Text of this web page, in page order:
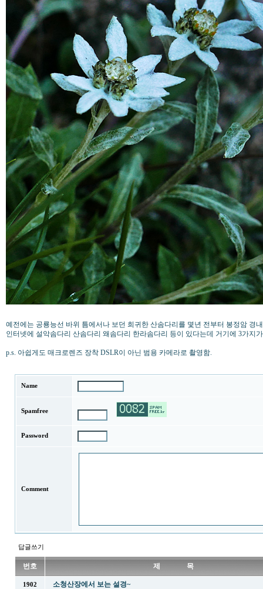
예전에는 공룡능선 바위 틈에서나 보던 희귀한 산솜다리를 몇년 전부터 봉정암 경
인터넷에 설악솜다리 산솜다리 왜솜다리 한라솜다리 등이 있다는데 거기에 3가지
p.s. 아쉽게도 매크로렌즈 장착 DSLR이 아닌 범용 카메라로 촬영함.
Name
Spamfree
Password
Comment
답글쓰기
번호 제 목
1902 소청산장에서 보는 설경~